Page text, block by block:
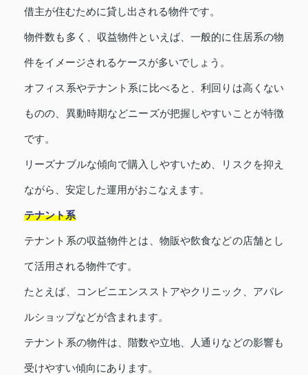
借主が住むために貸し出される物件です。
物件数も多く、収益物件といえば、一般的に住居系の物
件をイメージされるケースが多いでしょう。
オフィス系やテナント系に比べると、利回りは高くない
ものの、異動時期などニーズが把握しやすいことが特徴
です。
リーズナブルな傾向で購入しやすいため、リスクを抑え
ながら、安定した運用がおこなえます。
テナント系
テナント系の収益物件とは、物販や飲食などの店舗とし
て活用される物件です。
たとえば、コンビニエンスストアやクリニック、アパレ
ルショップなどが含まれます。
テナント系の物件は、階数や立地、人通りなどの影響も
受けやすい傾向にあります。